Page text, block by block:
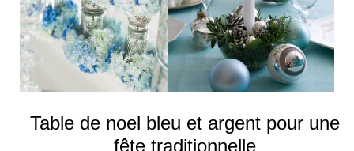
Table de noel bleu et argent pour une
fête traditionnelle